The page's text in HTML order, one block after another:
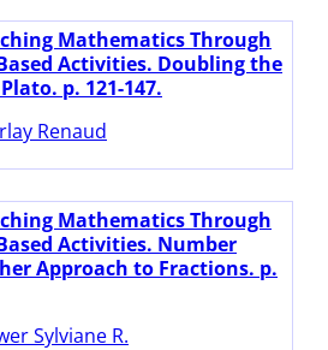
Mathematics Through
Activities. Doubling the
p. 121-147.
Renaud
Mathematics Through
Activities. Number
Approach to Fractions. p.
Sylviane R.